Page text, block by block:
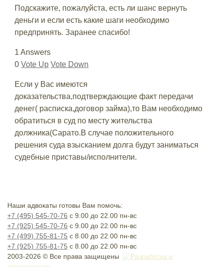
Подскажите, пожалуйста, есть ли шанс вернуть
деньги и если есть какие шаги необходимо
предпринять. Заранее спасибо!
1 Answers
0 Vote Up Vote Down
Если у Вас имеются
доказательства,подтверждающие факт передачи
денег( расписка,договор займа),то Вам необходимо
обратиться в суд по месту жительства
должника(Сарато.В случае положительного
решения суда взысканием долга будут заниматься
судебные приставы/исполнители.
Наши адвокаты готовы Вам помочь:
+7 (495) 545-70-76 с 9.00 до 22.00 пн-вс
+7 (925) 545-70-76 с 9.00 до 22.00 пн-вс
+7 (499) 755-81-75 с 8.00 до 22.00 пн-вс
+7 (925) 755-81-75 с 8.00 до 22.00 пн-вс
2003-2026 © Все права защищены
Разработка и